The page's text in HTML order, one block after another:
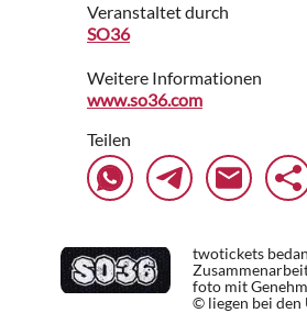
Veranstaltet durch
SO36
Weitere Informationen
www.so36.com
Teilen
twotickets
foto mit
© liegen bei den